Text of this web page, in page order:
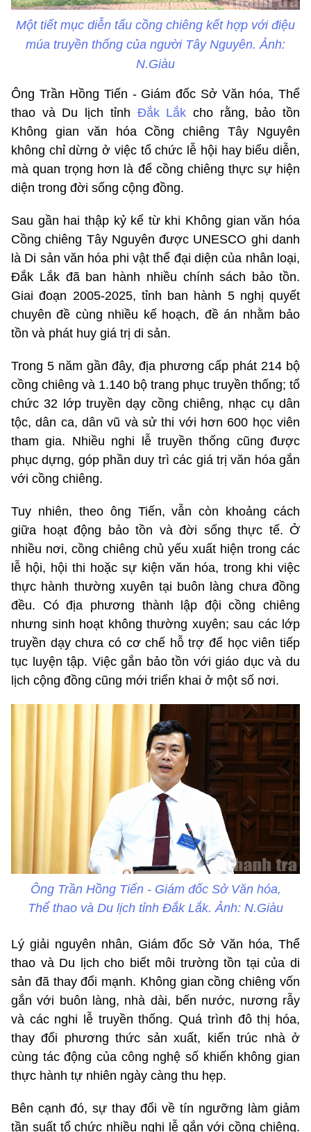
Một tiết mục diễn tấu cồng chiêng kết hợp với điệu
múa truyền thống của người Tây Nguyên. Ảnh:
N.Giàu
Ông Trần Hồng Tiến - Giám đốc Sở Văn hóa, Thể
thao và Du lịch tỉnh Đắk Lắk cho rằng, bảo tồn
Không gian văn hóa Cồng chiêng Tây Nguyên
không chỉ dừng ở việc tổ chức lễ hội hay biểu diễn,
mà quan trọng hơn là để cồng chiêng thực sự hiện
diện trong đời sống cộng đồng.
Sau gần hai thập kỷ kể từ khi Không gian văn hóa
Cồng chiêng Tây Nguyên được UNESCO ghi danh
là Di sản văn hóa phi vật thể đại diện của nhân loại,
Đắk Lắk đã ban hành nhiều chính sách bảo tồn.
Giai đoạn 2005-2025, tỉnh ban hành 5 nghị quyết
chuyên đề cùng nhiều kế hoạch, đề án nhằm bảo
tồn và phát huy giá trị di sản.
Trong 5 năm gần đây, địa phương cấp phát 214 bộ
cồng chiêng và 1.140 bộ trang phục truyền thống; tổ
chức 32 lớp truyền dạy cồng chiêng, nhạc cụ dân
tộc, dân ca, dân vũ và sử thi với hơn 600 học viên
tham gia. Nhiều nghi lễ truyền thống cũng được
phục dựng, góp phần duy trì các giá trị văn hóa gắn
với cồng chiêng.
Tuy nhiên, theo ông Tiến, vẫn còn khoảng cách
giữa hoạt động bảo tồn và đời sống thực tế. Ở
nhiều nơi, cồng chiêng chủ yếu xuất hiện trong các
lễ hội, hội thi hoặc sự kiện văn hóa, trong khi việc
thực hành thường xuyên tại buôn làng chưa đồng
đều. Có địa phương thành lập đội cồng chiêng
nhưng sinh hoạt không thường xuyên; sau các lớp
truyền dạy chưa có cơ chế hỗ trợ để học viên tiếp
tục luyện tập. Việc gắn bảo tồn với giáo dục và du
lịch cộng đồng cũng mới triển khai ở một số nơi.
Ông Trần Hồng Tiến - Giám đốc Sở Văn hóa,
Thể thao và Du lịch tỉnh Đắk Lắk. Ảnh: N.Giàu
Lý giải nguyên nhân, Giám đốc Sở Văn hóa, Thể
thao và Du lịch cho biết môi trường tồn tại của di
sản đã thay đổi mạnh. Không gian cồng chiêng vốn
gắn với buôn làng, nhà dài, bến nước, nương rẫy
và các nghi lễ truyền thống. Quá trình đô thị hóa,
thay đổi phương thức sản xuất, kiến trúc nhà ở
cùng tác động của công nghệ số khiến không gian
thực hành tự nhiên ngày càng thu hẹp.
Bên cạnh đó, sự thay đổi về tín ngưỡng làm giảm
tần suất tổ chức nhiều nghi lễ gắn với cồng chiêng.